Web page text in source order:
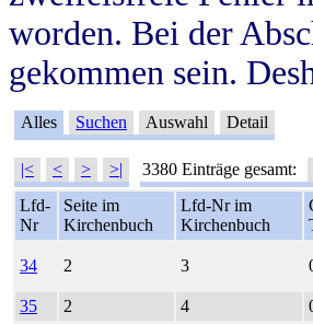
worden. Bei der
gekommen sein.
Alles Suchen Auswahl Detail
|< < > >| 3380 Einträge gesamt:
Lfd-
Nr
Seite im
Kirchenbuch
Lfd-Nr im
Kirchenbuch
34 2 3
35 2 4